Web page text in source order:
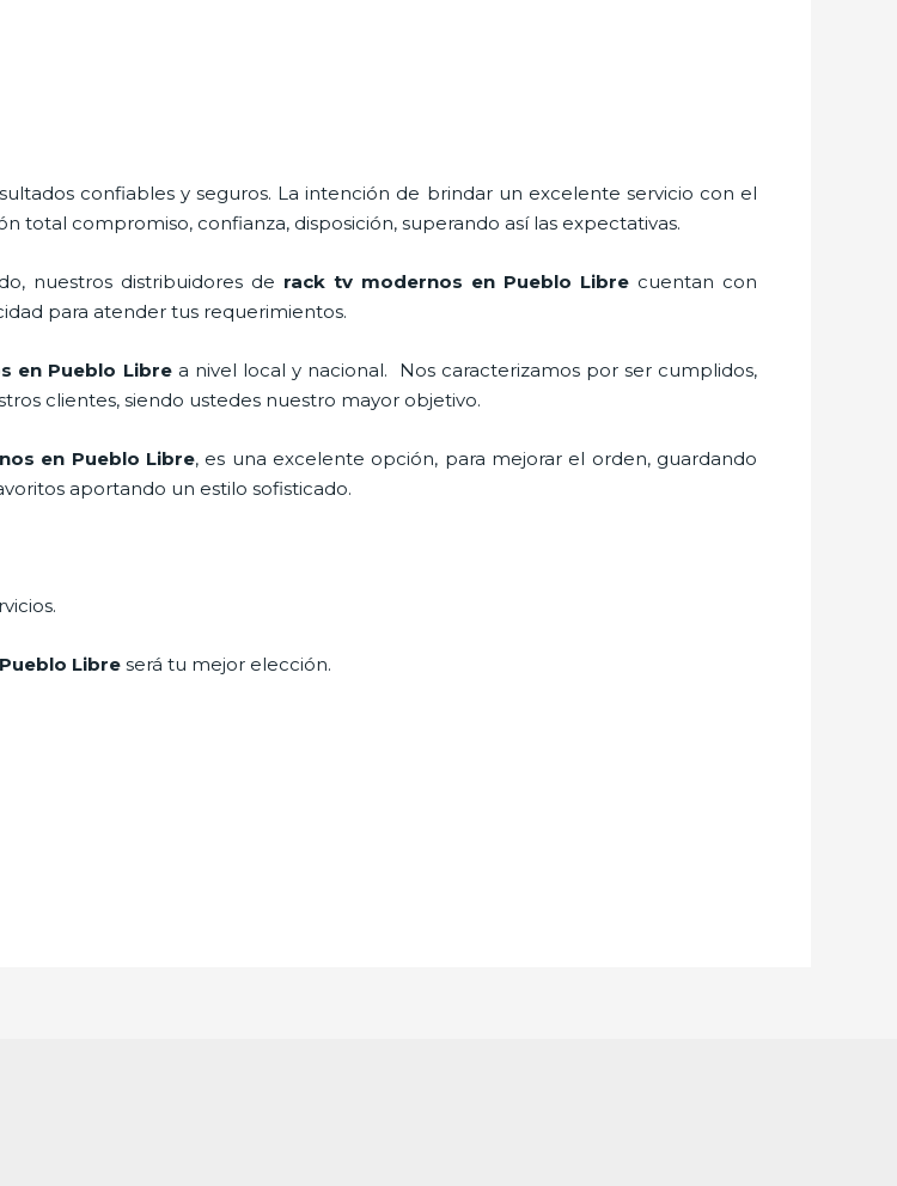
confiables y seguros. La intención de brindar un excelente servicio con el
total compromiso, confianza, disposición, superando así las expectativas.
nuestros distribuidores de rack tv modernos en Pueblo Libre cuentan con
para atender tus requerimientos.
en Pueblo Libre a nivel local y nacional.
Nos caracterizamos por ser cumplidos,
clientes, siendo ustedes nuestro mayor objetivo.
en Pueblo Libre, es una excelente opción, para mejorar el orden, guardando
aportando un estilo sofisticado.
Libre será tu mejor elección.